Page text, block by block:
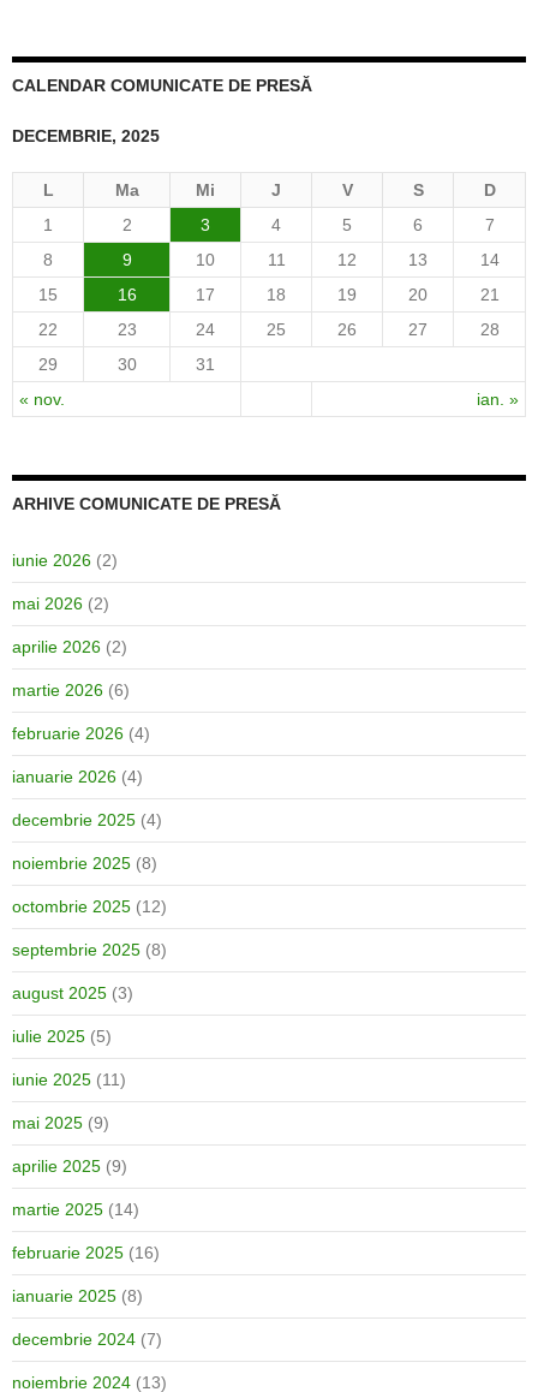
CALENDAR COMUNICATE DE PRESĂ
DECEMBRIE, 2025
L Ma Mi J V S D
« nov. ian. »
1 2 3 4 5 6
7
8
9 10 11 12 13
14
15
16 17 18 19 20
21
22
23 24 25 26 27
28
29
30 31
ARHIVE COMUNICATE DE PRESĂ
iunie 2026 (2)
mai 2026 (2)
aprilie 2026 (2)
martie 2026 (6)
februarie 2026 (4)
ianuarie 2026 (4)
decembrie 2025 (4)
noiembrie 2025 (8)
octombrie 2025 (12)
septembrie 2025 (8)
august 2025 (3)
iulie 2025 (5)
iunie 2025 (11)
mai 2025 (9)
aprilie 2025 (9)
martie 2025 (14)
februarie 2025 (16)
ianuarie 2025 (8)
decembrie 2024 (7)
noiembrie 2024 (13)